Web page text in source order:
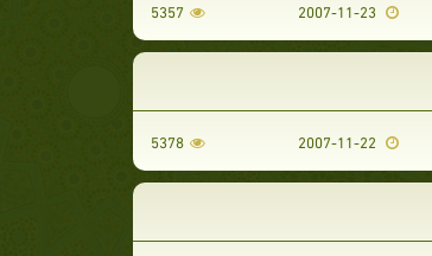
2007-11-23
5357
5378